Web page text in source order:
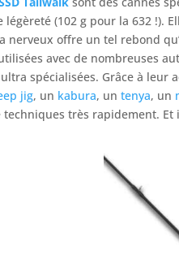
légèreté (102 g pour la 632 !).
nerveux offre un tel rebond
avec de nombreuses
ultra spécialisées. Grâce à
jig, un kabura, untenya, un
très rapidement.